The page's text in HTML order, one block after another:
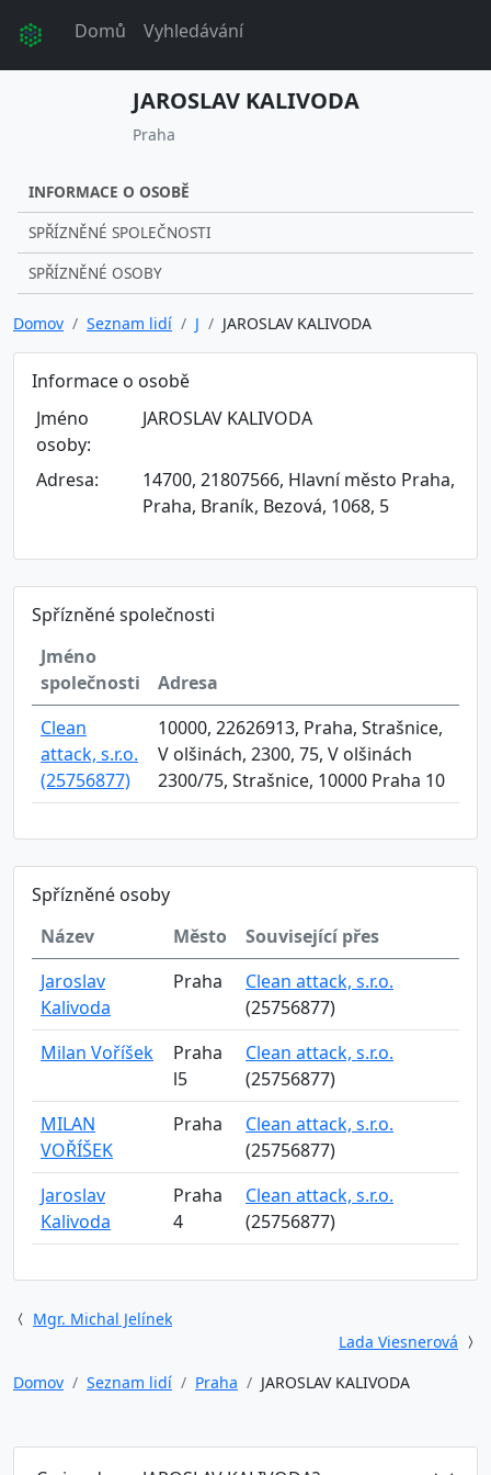
Domů Vyhledávání
JAROSLAV KALIVODA
Praha
INFORMACE O OSOBĚ
SPŘÍZNĚNÉ SPOLEČNOSTI
SPŘÍZNĚNÉ OSOBY
Domov Seznam lidí J JAROSLAV KALIVODA
Informace o osobě
Jméno
osoby:
JAROSLAV KALIVODA
Adresa:
14700, 21807566, Hlavní město Praha,
Praha, Braník, Bezová, 1068, 5
Spřízněné společnosti
Jméno
společnosti
Adresa
Clean
attack, s.r.o.
(25756877)
10000, 22626913, Praha, Strašnice,
V olšinách, 2300, 75, V olšinách
2300/75, Strašnice, 10000 Praha 10
Spřízněné osoby
Název
Město
Související přes
Jaroslav
Kalivoda
Praha
Clean attack, s.r.o.
(25756877)
Milan Voříšek
Praha
l5
Clean attack, s.r.o.
(25756877)
MILAN
VOŘÍŠEK
Praha
Clean attack, s.r.o.
(25756877)
Jaroslav
Kalivoda
Praha
4
Clean attack, s.r.o.
(25756877)
Mgr. Michal Jelínek
Lada Viesnerová
Domov
Seznam lidí Praha JAROSLAV KALIVODA